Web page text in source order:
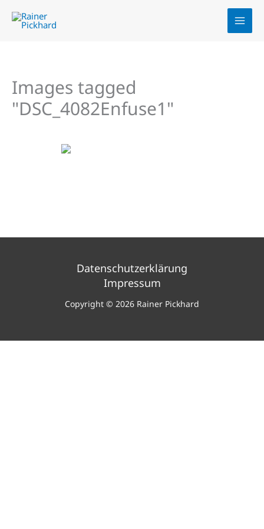
Inhalt
Images tagged
"DSC_4082Enfuse1"
Datenschutzerklärung
Impressum
Copyright © 2026 Rainer Pickhard